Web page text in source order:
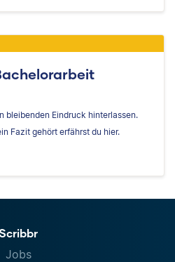
bleibenden Eindruck hinterlassen.
Fazit gehört erfährst du hier.
Jobs